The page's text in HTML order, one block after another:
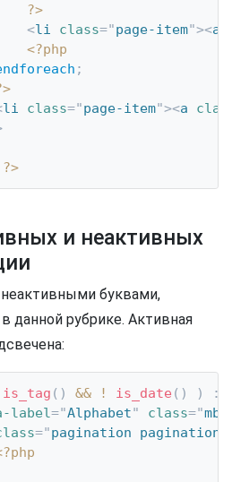
?>
<li class="page-item"><a
<?php
;
li class="page-item"><a
?>
и неактивных
буквами,
данной рубрике. Активная
is_tag ( ) && ! is_date ( ) ) :
label="Alphabet" class="mb-
="pagination